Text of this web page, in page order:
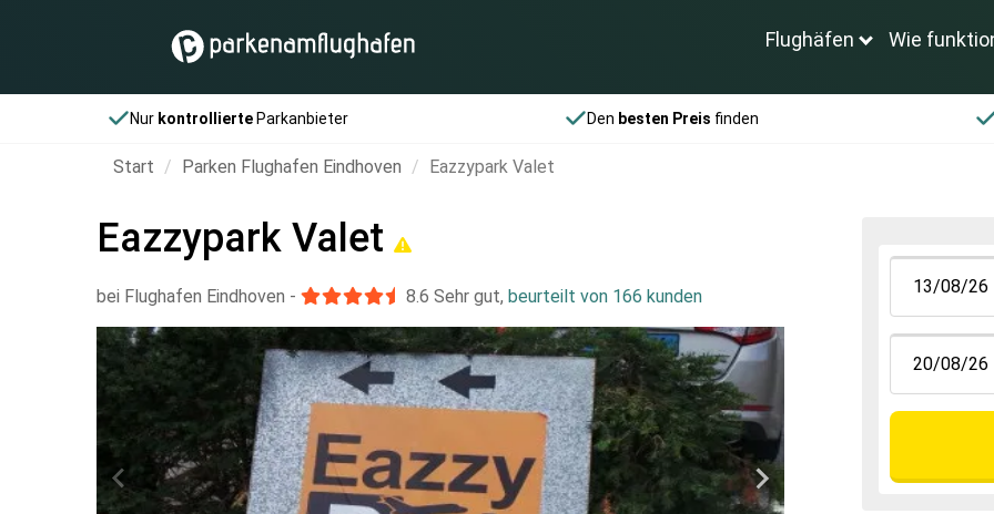
Flughäfen Wie
Nur kontrollierte Parkanbieter Den besten Preis finden
Start Parken Flughafen Eindhoven Eazzypark Valet
Eazzypark Valet
bei Flughafen Eindhoven - 8.6 Sehr gut, beurteilt von 166 kunden